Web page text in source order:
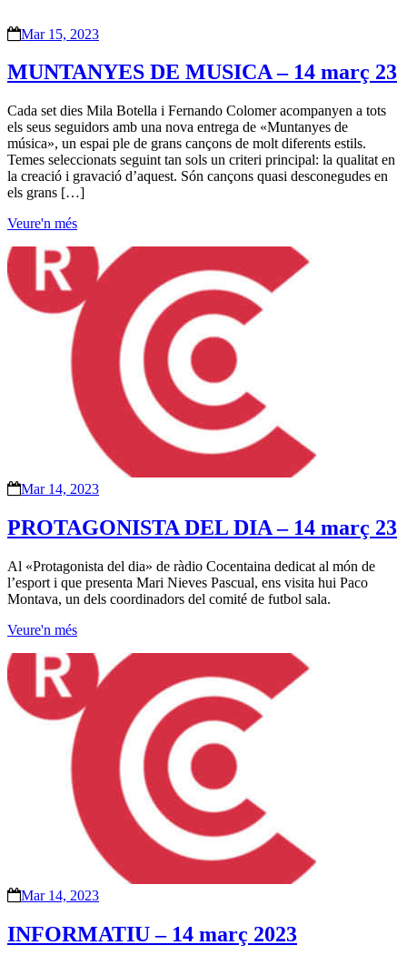
Mar 15, 2023
MUNTANYES DE MUSICA – 14 març 23
Cada set dies Mila Botella i Fernando Colomer acompanyen a tots
els seus seguidors amb una nova entrega de «Muntanyes de
música», un espai ple de grans cançons de molt diferents estils.
Temes seleccionats seguint tan sols un criteri principal: la qualitat en
la creació i gravació d’aquest. Són cançons quasi desconegudes en
els grans […]
Veure'n més
Mar 14, 2023
PROTAGONISTA DEL DIA – 14 març 23
Al «Protagonista del dia» de ràdio Cocentaina dedicat al món de
l’esport i que presenta Mari Nieves Pascual, ens visita hui Paco
Montava, un dels coordinadors del comité de futbol sala.
Veure'n més
Mar 14, 2023
INFORMATIU – 14 març 2023